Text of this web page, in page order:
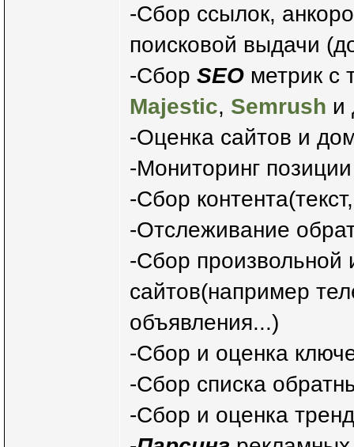
-Сбор ссылок,
поисковой выдачи
-Сбор SEO метрик с
Majestic, Semrush и
-Оценка сайтов и
-Мониторинг
-Сбор
-Отслеживание
-Сбор
сайтов(например
объявления...)
-Сбор и оценка
-Сбор списка
-Сбор и оценка